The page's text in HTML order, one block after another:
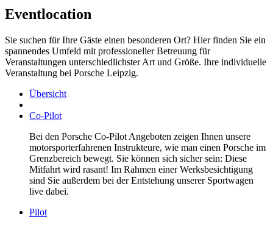
Eventlocation
Sie suchen für Ihre Gäste einen besonderen Ort? Hier finden Sie ein
spannendes Umfeld mit professioneller Betreuung für
Veranstaltungen unterschiedlichster Art und Größe. Ihre individuelle
Veranstaltung bei Porsche Leipzig.
Übersicht
Co-Pilot
Bei den Porsche Co-Pilot Angeboten zeigen Ihnen unsere
motorsporterfahrenen Instrukteure, wie man einen Porsche im
Grenzbereich bewegt. Sie können sich sicher sein: Diese
Mitfahrt wird rasant! Im Rahmen einer Werksbesichtigung
sind Sie außerdem bei der Entstehung unserer Sportwagen
live dabei.
Pilot